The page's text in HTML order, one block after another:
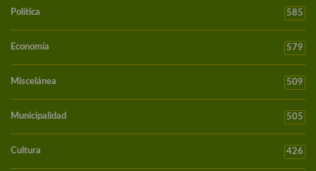
Política 585
Economía 579
Miscelánea 509
Municipalidad 505
Cultura 426